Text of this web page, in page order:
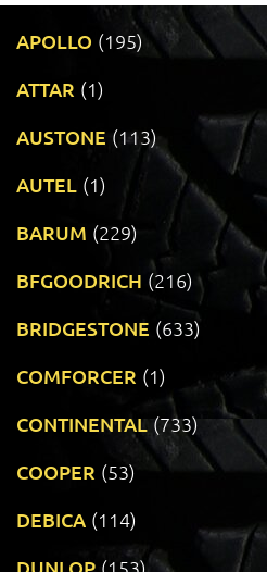
APOLLO (195)
ATTAR (1)
AUSTONE (113)
AUTEL (1)
BARUM (229)
BFGOODRICH (216)
BRIDGESTONE (633)
COMFORCER (1)
CONTINENTAL (733)
COOPER (53)
DEBICA (114)